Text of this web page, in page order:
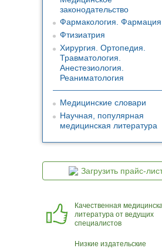
законодательство
Фармакология. Фармация
Фтизиатрия
Хирургия. Ортопедия.
Травматология.
Анестезиология.
Реаниматология
Медицинские словари
Научная, популярная
медицинская литература
Загрузить прайс-
Качественная
литература от ведущих
специалистов
Низкие издательские